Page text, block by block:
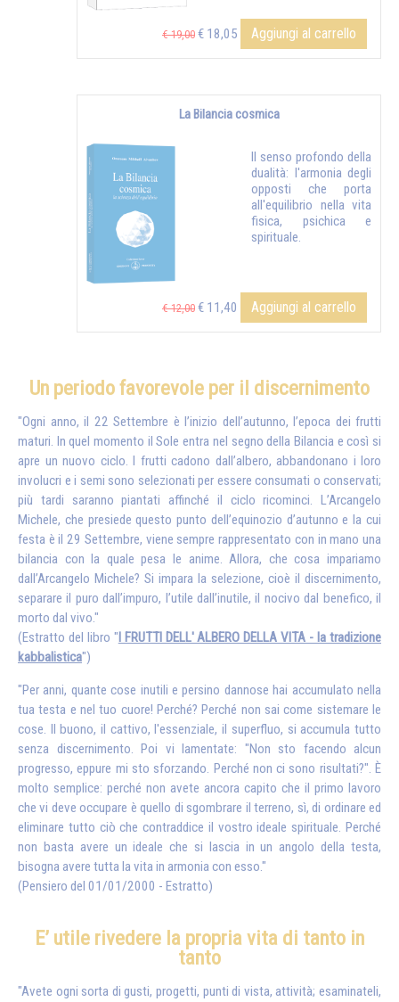
€ 19,00 € 18,05 Aggiungi al carrello
La Bilancia cosmica
Il senso profondo della
dualità: l'armonia degli
opposti che porta
all'equilibrio nella vita
fisica, psichica e
spirituale.
€ 12,00 € 11,40 Aggiungi al carrello
Un periodo favorevole per il discernimento
"Ogni anno, il 22 Settembre è l’inizio dell’autunno, l’epoca dei frutti
maturi. In quel momento il Sole entra nel segno della Bilancia e così si
apre un nuovo ciclo. I frutti cadono dall’albero, abbandonano i loro
involucri e i semi sono selezionati per essere consumati o conservati;
più tardi saranno piantati affinché il ciclo ricominci. L’Arcangelo
Michele, che presiede questo punto dell’equinozio d’autunno e la cui
festa è il 29 Settembre, viene sempre rappresentato con in mano una
bilancia con la quale pesa le anime. Allora, che cosa impariamo
dall’Arcangelo Michele? Si impara la selezione, cioè il discernimento,
separare il puro dall’impuro, l’utile dall’inutile, il nocivo dal benefico, il
morto dal vivo."
(Estratto del libro "I FRUTTI DELL' ALBERO DELLA VITA - la tradizione
kabbalistica")
"Per anni, quante cose inutili e persino dannose hai accumulato nella
tua testa e nel tuo cuore! Perché? Perché non sai come sistemare le
cose. Il buono, il cattivo, l'essenziale, il superfluo, si accumula tutto
senza discernimento. Poi vi lamentate: "Non sto facendo alcun
progresso, eppure mi sto sforzando. Perché non ci sono risultati?". È
molto semplice: perché non avete ancora capito che il primo lavoro
che vi deve occupare è quello di sgombrare il terreno, sì, di ordinare ed
eliminare tutto ciò che contraddice il vostro ideale spirituale. Perché
non basta avere un ideale che si lascia in un angolo della testa,
bisogna avere tutta la vita in armonia con esso."
(Pensiero del 01/01/2000 - Estratto)
E’ utile rivedere la propria vita di tanto in
tanto
"Avete ogni sorta di gusti, progetti, punti di vista, attività; esaminateli,